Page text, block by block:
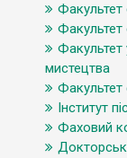
Факультет
Факультет
Факультет
мистецтва
Факультет
Інститут
Фаховий